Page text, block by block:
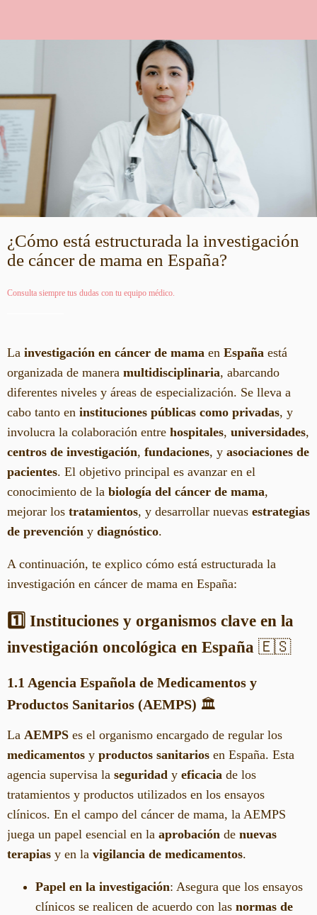
¿Cómo está estructurada la investigación
de cáncer de mama en España?
Consulta siempre tus dudas con tu equipo médico.
La investigación en cáncer de mama en España está
organizada de manera multidisciplinaria, abarcando
diferentes niveles y áreas de especialización. Se lleva a
cabo tanto en instituciones públicas como privadas, y
involucra la colaboración entre hospitales, universidades,
centros de investigación, fundaciones, y asociaciones de
pacientes. El objetivo principal es avanzar en el
conocimiento de la biología del cáncer de mama,
mejorar los tratamientos, y desarrollar nuevas estrategias
de prevención y diagnóstico.
A continuación, te explico cómo está estructurada la
investigación en cáncer de mama en España:
1️⃣ Instituciones y organismos clave en la
investigación oncológica en España 🇪🇸
1.1 Agencia Española de Medicamentos y
Productos Sanitarios (AEMPS) 🏛️
La AEMPS es el organismo encargado de regular los
medicamentos y productos sanitarios en España. Esta
agencia supervisa la seguridad y eficacia de los
tratamientos y productos utilizados en los ensayos
clínicos. En el campo del cáncer de mama, la AEMPS
juega un papel esencial en la aprobación de nuevas
terapias y en la vigilancia de medicamentos.
Papel en la investigación: Asegura que los ensayos
clínicos se realicen de acuerdo con las normas de